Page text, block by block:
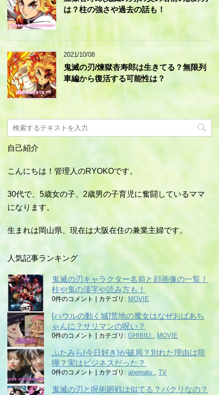
は？柱の強さや過去の話も！
2021/10/08
鬼滅の刃/煉獄杏寿郎は生きてる？無限列
車編から復活する可能性は？
自己紹介
こんにちは！管理人のRYOKOです。
30代で、5歳女の子、2歳男の子育児に奮闘しているママ
になります。
生まれは岡山県、現在は大阪在住の兼業主婦です。
人気記事ランキング
鬼滅の刃キャラクター名前と顔画像の一覧！
柱や鬼の漢字や読み方も！
0件のコメント カテゴリ: MOVIE
[ハウルの動く城]荒地の魔女はなぜおばあち
ゃんに？サリマンの呪い？
0件のコメント カテゴリ: GHIBILI , MOVIE
ふたみら(今日好き)が破局？別れた理由は喧
嘩？実はビジネスだった？
0件のコメント カテゴリ: abematv , TV
鬼滅の刃と呪術廻戦は似てる？パクリなの？